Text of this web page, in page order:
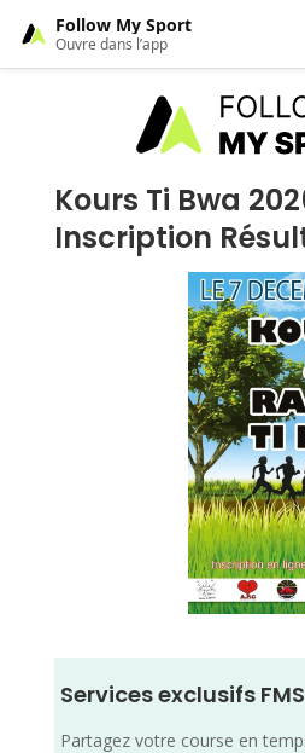
Kours Ti Bwa
Inscription
Services exclusifs FMS
Partagez votre course en
Follow My Sport
Ouvre dans l’app